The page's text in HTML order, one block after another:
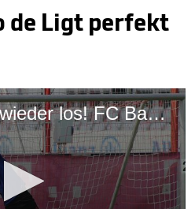
de Ligt perfekt
00:57 | Es geht wieder los! FC Bayern startet mit Leistungstests